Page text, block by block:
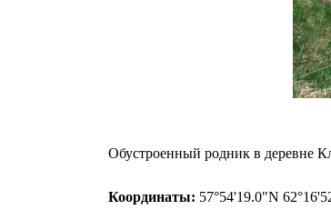
Обустроенный родник в деревне
Координаты: 57°54'19.0"N